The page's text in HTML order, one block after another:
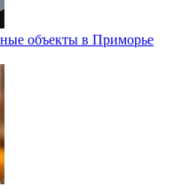
объекты в Приморье